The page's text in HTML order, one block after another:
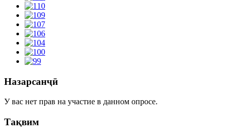
Назарсанҷӣ
У вас нет прав на участие в данном опросе.
Тақвим